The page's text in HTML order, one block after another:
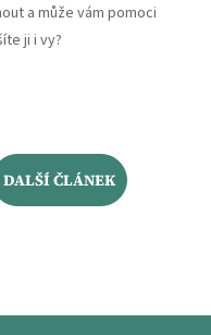
a může vám pomoci
ji i vy?
DALŠÍ ČLÁNEK